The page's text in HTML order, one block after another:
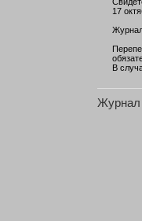
17
Журнал
В
Журнал